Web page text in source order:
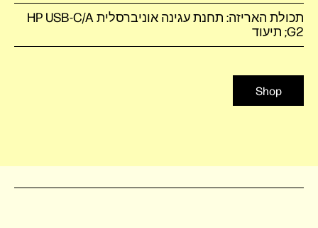
תכולת האריזה: תחנת עגינה אוניברסלית HP USB-C/A
G2; תיעוד
Shop